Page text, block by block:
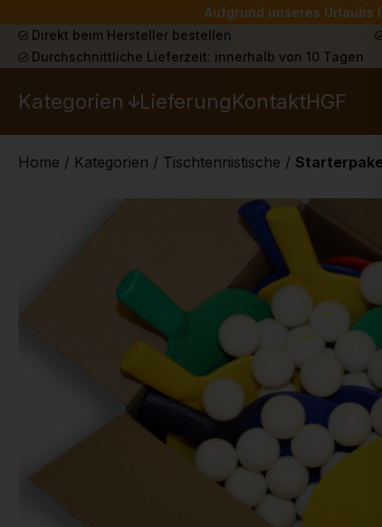
Aufgrund unseres Urlaubs
Direkt beim Hersteller bestellen
Durchschnittliche Lieferzeit: innerhalb von 10 Tagen
Kategorien LieferungKontaktHGF
Home / Kategorien / Tischtennistische /